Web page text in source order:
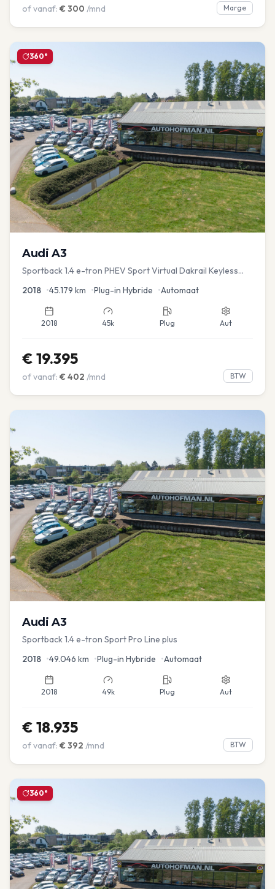
of vanaf: € 300 /mnd Marge
360°
Audi A3
Sportback 1.4 e-tron PHEV Sport Virtual Dakrail Keyless
2018 •45.179 km •Plug-in Hybride •Automaat
2018 45k Plug Aut
€ 19.395
of vanaf: € 402 /mnd BTW
Audi A3
Sportback 1.4 e-tron Sport Pro Line plus
2018 •49.046 km •Plug-in Hybride •Automaat
2018 49k Plug Aut
€ 18.935
of vanaf: € 392 /mnd BTW
360°